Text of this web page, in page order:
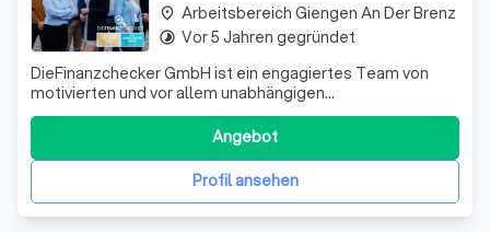
DieFinanzchecker GmbH ist ein engagiertes Team von
motivierten und vor allem unabhängigen
Finanz-/Versicherungsmaklern aus dem Münsterland. Seit
2012 bieten wir unseren Kunden individuelle und
zielorientierte Produkte an, wobei wir den Fokus auf
Transparenz und Verständlichkeit setzen. Wir sind uns
Profil ansehen
Angebot
place Arbeitsbereich Giengen An Der Brenz
timelapse Vor 5 Jahren gegründet